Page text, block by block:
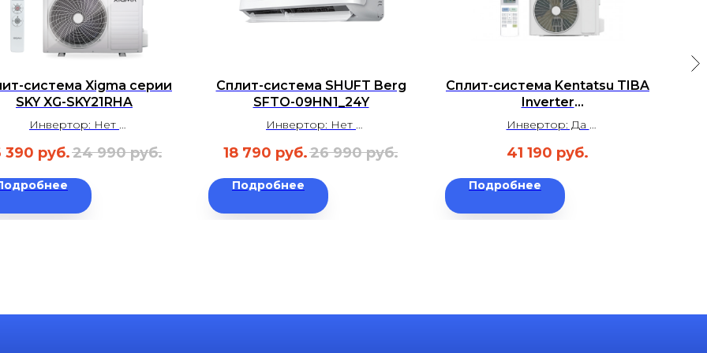
система Xigma серии
SKY XG-SKY21RHA
Инвертор: Нет
Уровень шума: 24-34 дБ
390 руб.24 990 руб.
Сплит-система SHUFT Berg
SFTO-09HN1_24Y
Инвертор: Нет
Уровень шума: 24-34 дБ
18 790 руб.26 990 руб.
Подробнее
Сплит-система Kentatsu TIBA
Inverter
KSGTI26HZRN1/KSRTI26HZRN1
Инвертор: Да
Уровень шума: 21,5 дБ
41 190 руб.
Подробнее